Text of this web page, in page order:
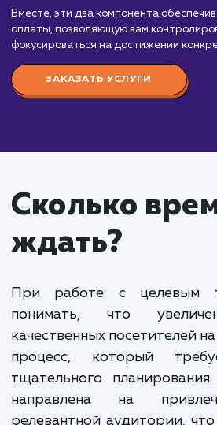
Стоимость
целевой
от 40 000 ₽
работу по настройке и
компаний, анализу и
продвижения.
каждого нового
говорим о цене за
Это может быть как
Важно понимать, что вы
целевой трафик. Это люди,
в вашем предложении и